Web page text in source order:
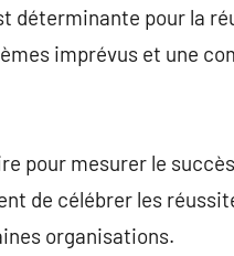
déterminante pour la
imprévus et une
pour mesurer le
de célébrer les
organisations.